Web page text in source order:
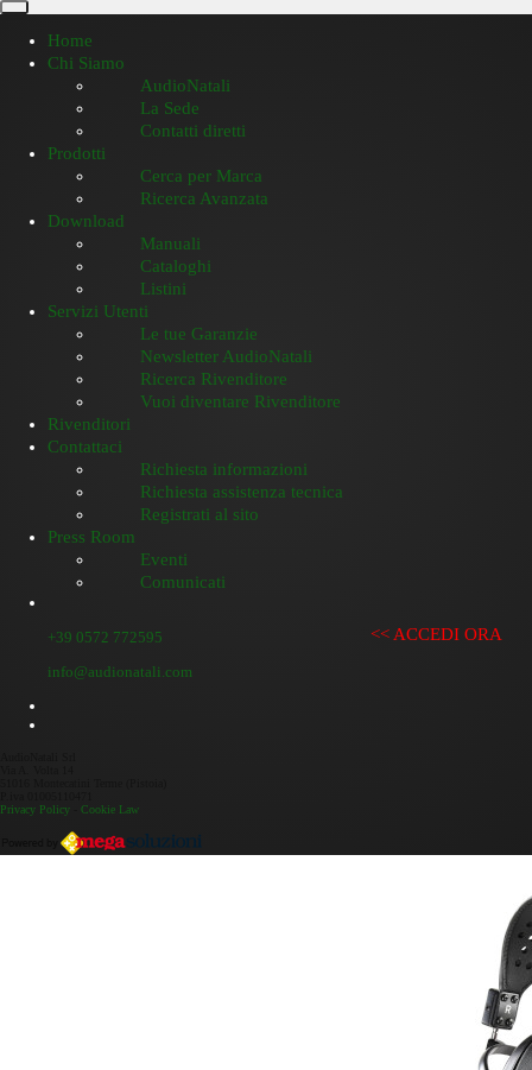
Home
Chi Siamo
AudioNatali
La Sede
Contatti diretti
Prodotti
Cerca per Marca
Ricerca Avanzata
Download
Manuali
Cataloghi
Listini
Servizi Utenti
Le tue Garanzie
Newsletter AudioNatali
Ricerca Rivenditore
Vuoi diventare Rivenditore
Rivenditori
Contattaci
Richiesta informazioni
Richiesta assistenza tecnica
Registrati al sito
Press Room
Eventi
Comunicati
<< ACCEDI ORA
+39 0572 772595
info@audionatali.com
Privacy Policy
Cookie Law